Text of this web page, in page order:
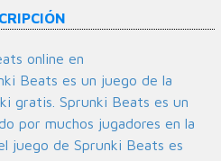
online en
Beats es un juego de la
gratis. Sprunki Beats es un
por muchos jugadores en la
juego de Sprunki Beats es